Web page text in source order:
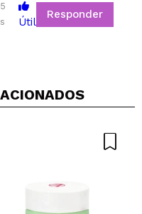
Útil
Responder